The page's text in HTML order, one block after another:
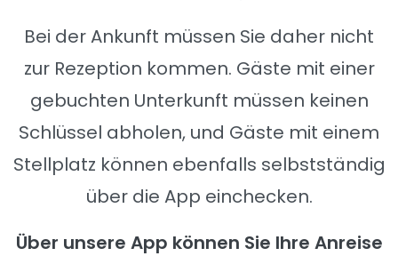
Bei der Ankunft müssen Sie daher nicht
zur Rezeption kommen. Gäste mit einer
gebuchten Unterkunft müssen keinen
Schlüssel abholen, und Gäste mit einem
Stellplatz können ebenfalls selbstständig
über die App einchecken.
Über unsere App können Sie Ihre Anreise